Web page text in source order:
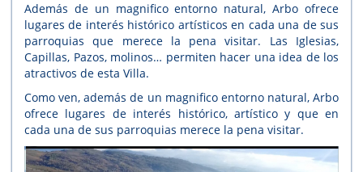
Además de un magnifico entorno natural, Arbo ofrece
lugares de interés histórico artísticos en cada una de sus
parroquias que merece la pena visitar. Las Iglesias,
Capillas, Pazos, molinos… permiten hacer una idea de los
atractivos de esta Villa.
Como ven, además de un magnifico entorno natural, Arbo
ofrece lugares de interés histórico, artístico y que en
cada una de sus parroquias merece la pena visitar.